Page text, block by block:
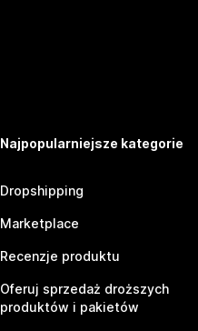
Najpopularniejsze kategorie
Dropshipping
Marketplace
Recenzje produktu
Oferuj sprzedaż droższych
produktów i pakietów